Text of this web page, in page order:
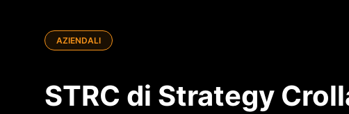
AZIENDALI
STRC di Strategy